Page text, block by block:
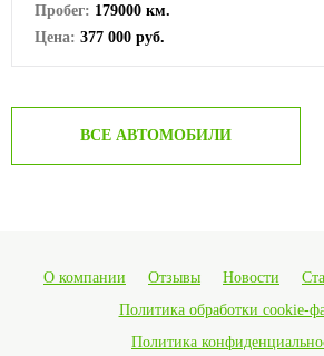
Пробег: 179000 км.
Цена: 377 000 руб.
ВСЕ АВТОМОБИЛИ
О компании Отзывы Новости
Политика обработки cookie-
Политика